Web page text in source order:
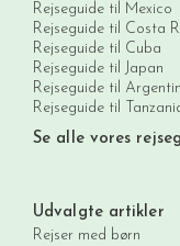
Rejseguide til Mexico
Rejseguide til Costa
Rejseguide til Cuba
Rejseguide til Japan
Rejseguide til
Rejseguide til
Se alle vores
Udvalgte artikler
Rejser med børn